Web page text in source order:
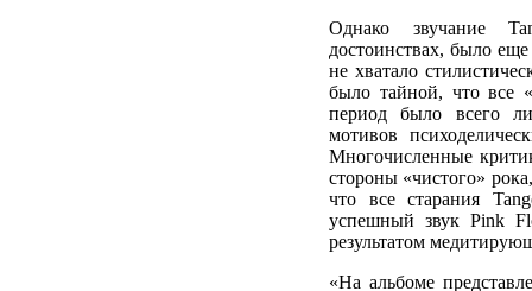
Однако звучание
достоинствах, было
не хватало
было тайной, что все
период было всего
мотивов
Многочисленные
стороны «чистого»
что все старания
успешный звук Pink
результатом
«На альбоме